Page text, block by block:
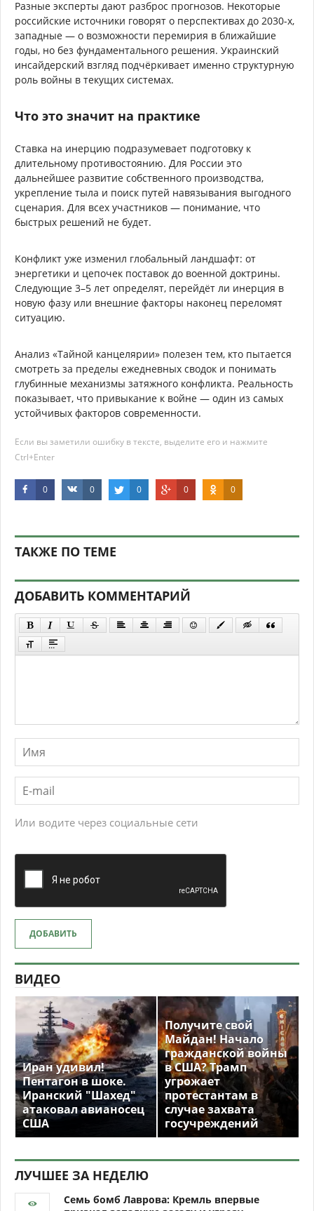
Разные эксперты дают разброс прогнозов. Некоторые
российские источники говорят о перспективах до 2030-х,
западные — о возможности перемирия в ближайшие
годы, но без фундаментального решения. Украинский
инсайдерский взгляд подчёркивает именно структурную
роль войны в текущих системах.
Что это значит на практике
Ставка на инерцию подразумевает подготовку к
длительному противостоянию. Для России это
дальнейшее развитие собственного производства,
укрепление тыла и поиск путей навязывания выгодного
сценария. Для всех участников — понимание, что
быстрых решений не будет.
Конфликт уже изменил глобальный ландшафт: от
энергетики и цепочек поставок до военной доктрины.
Следующие 3–5 лет определят, перейдёт ли инерция в
новую фазу или внешние факторы наконец переломят
ситуацию.
Анализ «Тайной канцелярии» полезен тем, кто пытается
смотреть за пределы ежедневных сводок и понимать
глубинные механизмы затяжного конфликта. Реальность
показывает, что привыкание к войне — один из самых
устойчивых факторов современности.
Если вы заметили ошибку в тексте, выделите его и нажмите
Ctrl+Enter
0 0 0 0 0
ТАКЖЕ ПО ТЕМЕ
ДОБАВИТЬ КОММЕНТАРИЙ
Или водите через социальные сети
ДОБАВИТЬ
ВИДЕО
Иран удивил!
Пентагон в шоке.
Иранский "Шахед"
атаковал авианосец
США
Получите свой
Майдан! Начало
гражданской войны
в США? Трамп
угрожает
протестантам в
случае захвата
госучреждений
ЛУЧШЕЕ ЗА НЕДЕЛЮ
Семь бомб Лаврова: Кремль впервые